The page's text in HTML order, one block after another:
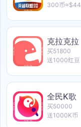
300币≈$44
克拉克拉
买51800
送1000红豆
全民K歌
买50000
送1000K币